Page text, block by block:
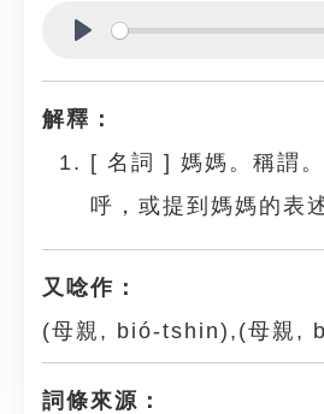
解釋：
[ 名詞 ] 媽媽。稱謂
呼，或提到媽媽的表
又唸作：
(母親, bió-tshin),(母親,
詞條來源：